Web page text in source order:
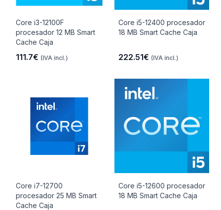
Core i3-12100F
procesador 12 MB Smart
Cache Caja
111.7€ (IVA incl.)
Core i5-12400 procesador
18 MB Smart Cache Caja
222.51€ (IVA incl.)
Core i7-12700
procesador 25 MB Smart
Cache Caja
Core i5-12600 procesador
18 MB Smart Cache Caja